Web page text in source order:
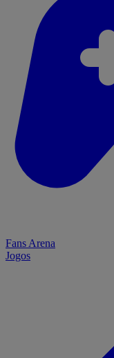
Fans Arena
Jogos